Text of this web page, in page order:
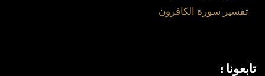
تفسير سورة الكافرون
تابعونا :